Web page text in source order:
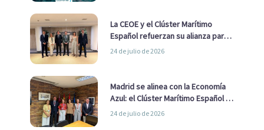
La CEOE y el Clúster Marítimo
Español refuerzan su alianza para
impulsar una estrategia Nacional
24 de julio de 2026
Madrid se alinea con la Economía
Azul: el Clúster Marítimo Español y
la Real Liga Naval avanzan alianzas
24 de julio de 2026